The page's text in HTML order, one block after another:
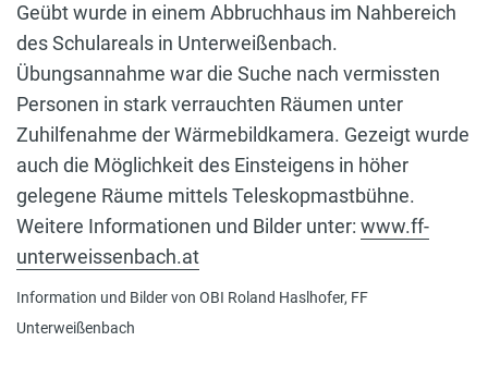
Geübt wurde in einem Abbruchhaus im Nahbereich
des Schulareals in Unterweißenbach.
Übungsannahme war die Suche nach vermissten
Personen in stark verrauchten Räumen unter
Zuhilfenahme der Wärmebildkamera. Gezeigt wurde
auch die Möglichkeit des Einsteigens in höher
gelegene Räume mittels Teleskopmastbühne.
Weitere Informationen und Bilder unter: www.ff-
unterweissenbach.at
Information und Bilder von OBI Roland Haslhofer, FF
Unterweißenbach